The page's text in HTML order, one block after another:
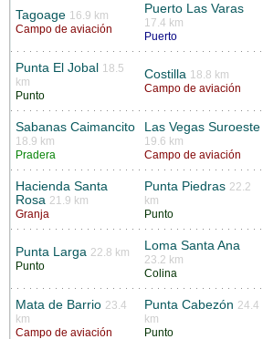
Tagoage 16.9 km
Campo de aviación
Puerto Las Varas
17.4 km
Puerto
Punta El Jobal 18.5
km
Punto
Costilla 18.8 km
Campo de aviación
Sabanas Caimancito
18.9 km
Pradera
Las Vegas Suroeste
19.6 km
Campo de aviación
Hacienda Santa
Rosa 21.9 km
Granja
Punta Piedras 22.2
km
Punto
Punta Larga 22.8 km
Punto
Loma Santa Ana
23.2 km
Colina
Mata de Barrio 23.4
km
Campo de aviación
Punta Cabezón 24.4
km
Punto